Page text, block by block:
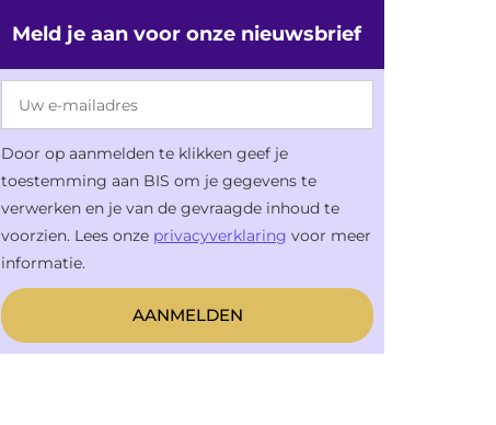
Meld je aan voor onze nieuwsbrief
Door op aanmelden te klikken geef je
toestemming aan BIS om je gegevens te
verwerken en je van de gevraagde inhoud te
voorzien. Lees onze privacyverklaring voor meer
informatie.